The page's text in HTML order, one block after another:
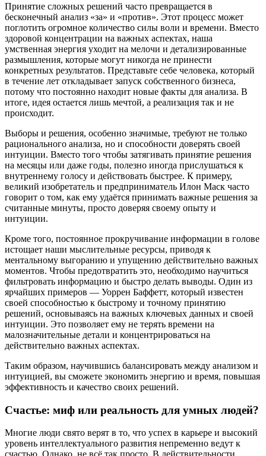
Принятие сложных решений часто превращается в
бесконечный анализ «за» и «против». Этот процесс может
поглотить огромное количество силы воли и времени. Вместо
здоровой концентрации на важных аспектах, наша
умственная энергия уходит на мелочи и детализированные
размышления, которые могут никогда не принести
конкретных результатов. Представьте себе человека, который
в течение лет откладывает запуск собственного бизнеса,
потому что постоянно находит новые факты для анализа. В
итоге, идея остается лишь мечтой, а реализация так и не
происходит.
Выборы и решения, особенно значимые, требуют не только
рационального анализа, но и способности доверять своей
интуиции. Вместо того чтобы затягивать принятие решения
на месяцы или даже годы, полезно иногда прислушаться к
внутреннему голосу и действовать быстрее. К примеру,
великий изобретатель и предприниматель Илон Маск часто
говорит о том, как ему удаётся принимать важные решения за
считанные минуты, просто доверяя своему опыту и
интуиции.
Кроме того, постоянное прокручивание информации в голове
истощает наши мыслительные ресурсы, приводя к
ментальному выгоранию и упущению действительно важных
моментов. Чтобы предотвратить это, необходимо научиться
фильтровать информацию и быстро делать выводы. Один из
ярчайших примеров — Уоррен Баффетт, который известен
своей способностью к быстрому и точному принятию
решений, основываясь на важных ключевых данных и своей
интуиции. Это позволяет ему не терять времени на
малозначительные детали и концентрироваться на
действительно важных аспектах.
Таким образом, научившись балансировать между анализом и
интуицией, вы сможете экономить энергию и время, повышая
эффективность и качество своих решений.
Счастье: миф или реальность для умных людей?
Многие люди свято верят в то, что успех в карьере и высокий
уровень интеллектуального развития непременно ведут к